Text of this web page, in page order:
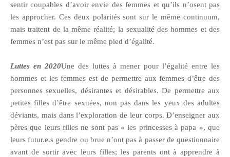
sentir coupables d’avoir envie des femmes et qu’ils n’osent pas
les approcher. Ces deux polarités sont sur le même continuum,
mais traitent de la même réalité; la sexualité des hommes et des
femmes n’est pas sur le même pied d’égalité.
Luttes en 2020Une des luttes à mener pour l’égalité entre les
hommes et les femmes est de permettre aux femmes d’être des
personnes sexuelles, désirantes et désirables. De permettre aux
petites filles d’être sexuées, non pas dans les yeux des adultes
déviants, mais dans l’exploration de leur corps. D’enseigner aux
pères que leurs filles ne sont pas « les princesses à papa », que
leurs futur.e.s gendre ou brue n’ont pas à passer de questionnaire
avant de sortir avec leurs filles; les parents ont à apprendre à